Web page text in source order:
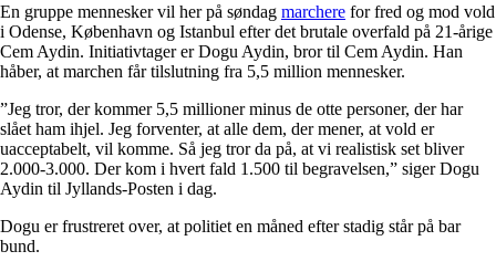
En gruppe mennesker vil her på søndag marchere for fred og mod vold
i Odense, København og Istanbul efter det brutale overfald på 21-årige
Cem Aydin. Initiativtager er Dogu Aydin, bror til Cem Aydin. Han
håber, at marchen får tilslutning fra 5,5 million mennesker.
”Jeg tror, der kommer 5,5 millioner minus de otte personer, der har
slået ham ihjel. Jeg forventer, at alle dem, der mener, at vold er
uacceptabelt, vil komme. Så jeg tror da på, at vi realistisk set bliver
2.000-3.000. Der kom i hvert fald 1.500 til begravelsen,” siger Dogu
Aydin til Jyllands-Posten i dag.
Dogu er frustreret over, at politiet en måned efter stadig står på bar
bund.